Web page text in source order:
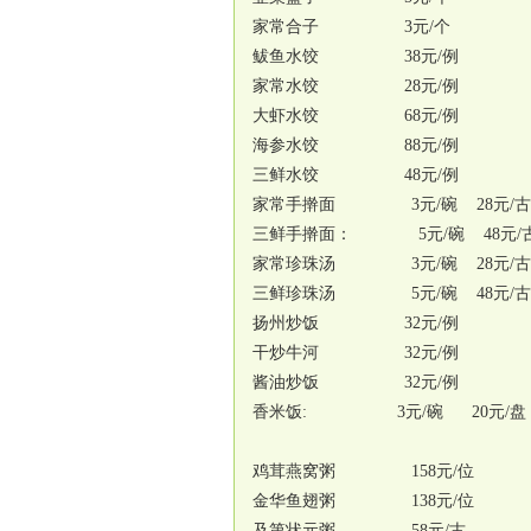
家常合子 3元/个
鲅鱼水饺 38元/例
家常水饺 28元/例
大虾水饺 68元/例
海参水饺 88元/例
三鲜水饺 48元/例
家常手擀面 3元/碗 28元/古
三鲜手擀面： 5元/碗 48元/
家常珍珠汤 3元/碗 28元/古
三鲜珍珠汤 5元/碗 48元/古
扬州炒饭 32元/例
干炒牛河 32元/例
酱油炒饭 32元/例
香米饭: 3元/碗 20元/盘
鸡茸燕窝粥 158元/位
金华鱼翅粥 138元/位